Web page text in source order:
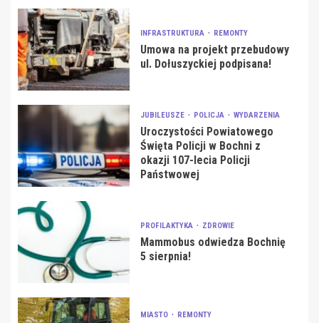
INFRASTRUKTURA REMONTY
Umowa na projekt przebudowy
ul. Dołuszyckiej podpisana!
JUBILEUSZE POLICJA WYDARZENIA
Uroczystości Powiatowego
Święta Policji w Bochni z
okazji 107-lecia Policji
Państwowej
PROFILAKTYKA ZDROWIE
Mammobus odwiedza Bochnię
5 sierpnia!
MIASTO REMONTY